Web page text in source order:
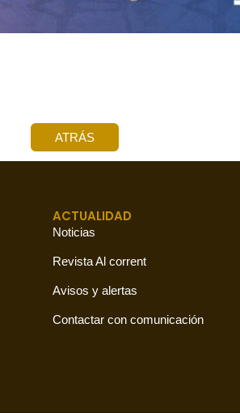
ATRÁS
ACTUALIDAD
Noticias
Revista Al corrent
Avisos y alertas
Contactar con comunicación